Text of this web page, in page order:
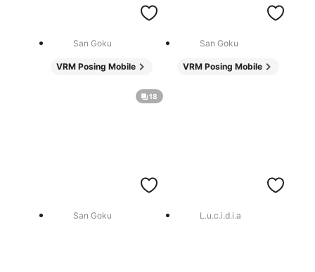
San Goku
VRM Posing Mobile
San Goku
VRM Posing Mobile
18
San Goku L.u.c.i.d.i.a